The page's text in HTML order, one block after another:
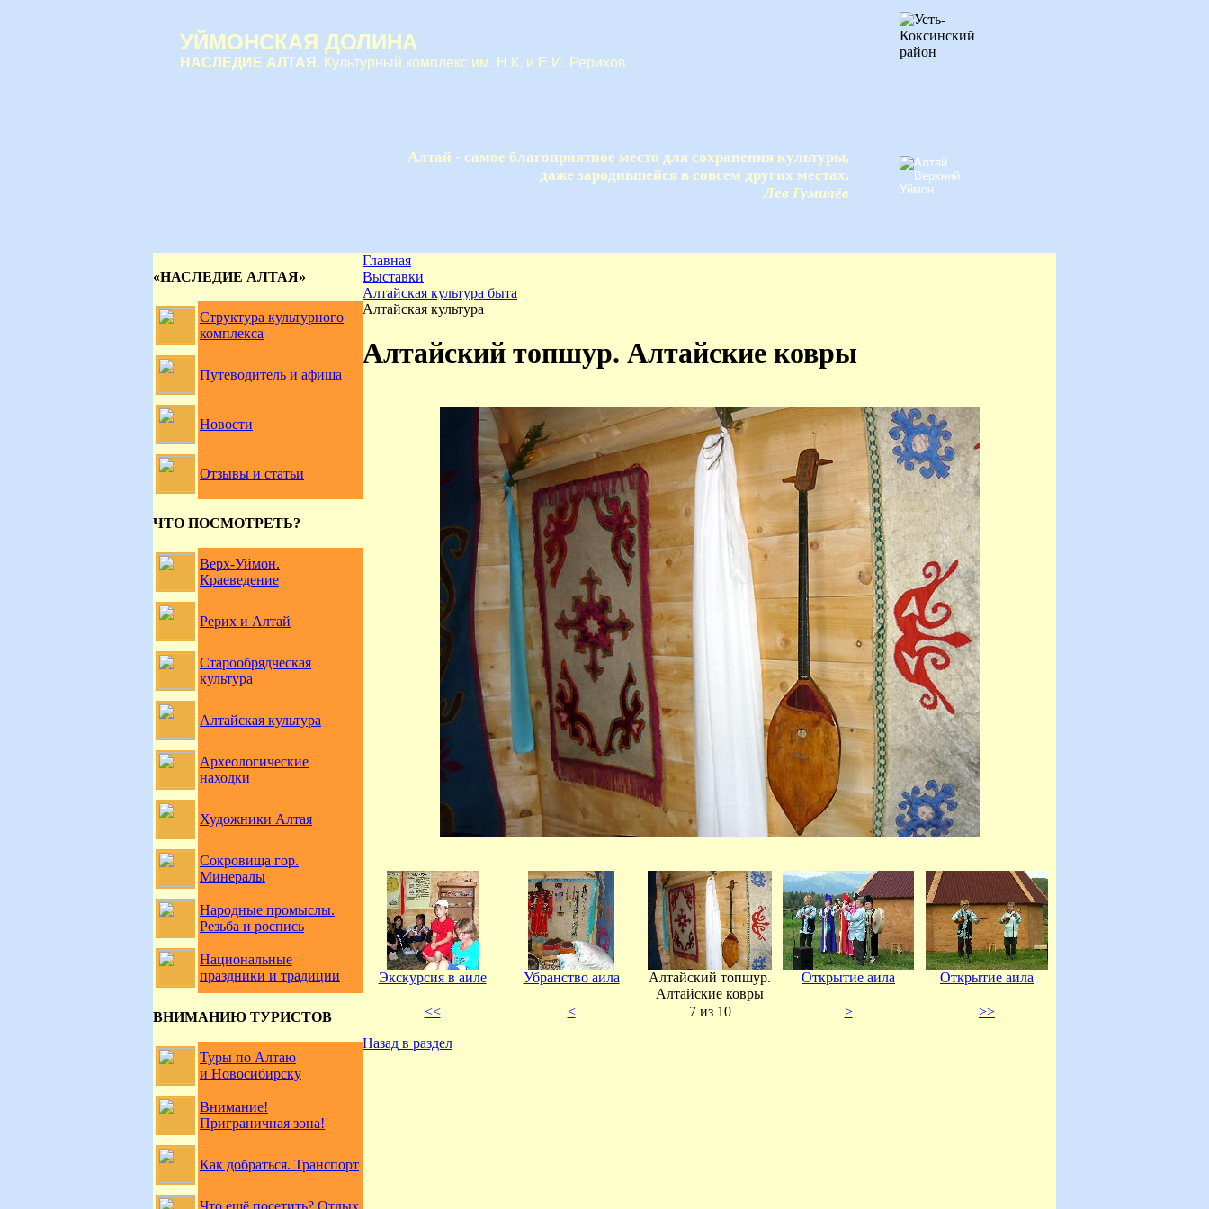
УЙМОНСКАЯ ДОЛИНА
НАСЛЕДИЕ АЛТАЯ . Культурный комплекс им. Н.К. и Е.И. Рерихов
Алтай - самое благоприятное место для сохранения культуры,
даже зародившейся в совсем других местах.
Лев Гумилёв
«НАСЛЕДИЕ АЛТАЯ»
Структура культурного
комплекса
Путеводитель и афиша
Новости
Отзывы и статьи
ЧТО ПОСМОТРЕТЬ?
Верх-Уймон.
Краеведение
Рерих и Алтай
Старообрядческая
культура
Алтайская культура
Археологические
находки
Художники Алтая
Сокровища гор.
Минералы
Народные промыслы.
Резьба и роспись
Национальные
праздники и традиции
ВНИМАНИЮ ТУРИСТОВ
Туры по Алтаю
и Новосибирску
Внимание!
Приграничная зона!
Как добраться. Транспорт
Что ещё посетить? Отдых
Главная
Выставки
Алтайская культура быта
Алтайская культура
Алтайский топшур. Алтайские ковры
Экскурсия в аиле Убранство аила
Алтайский топшур.
Алтайские ковры
Открытие аила Открытие аила
<< < 7 из 10 > >>
Назад в раздел